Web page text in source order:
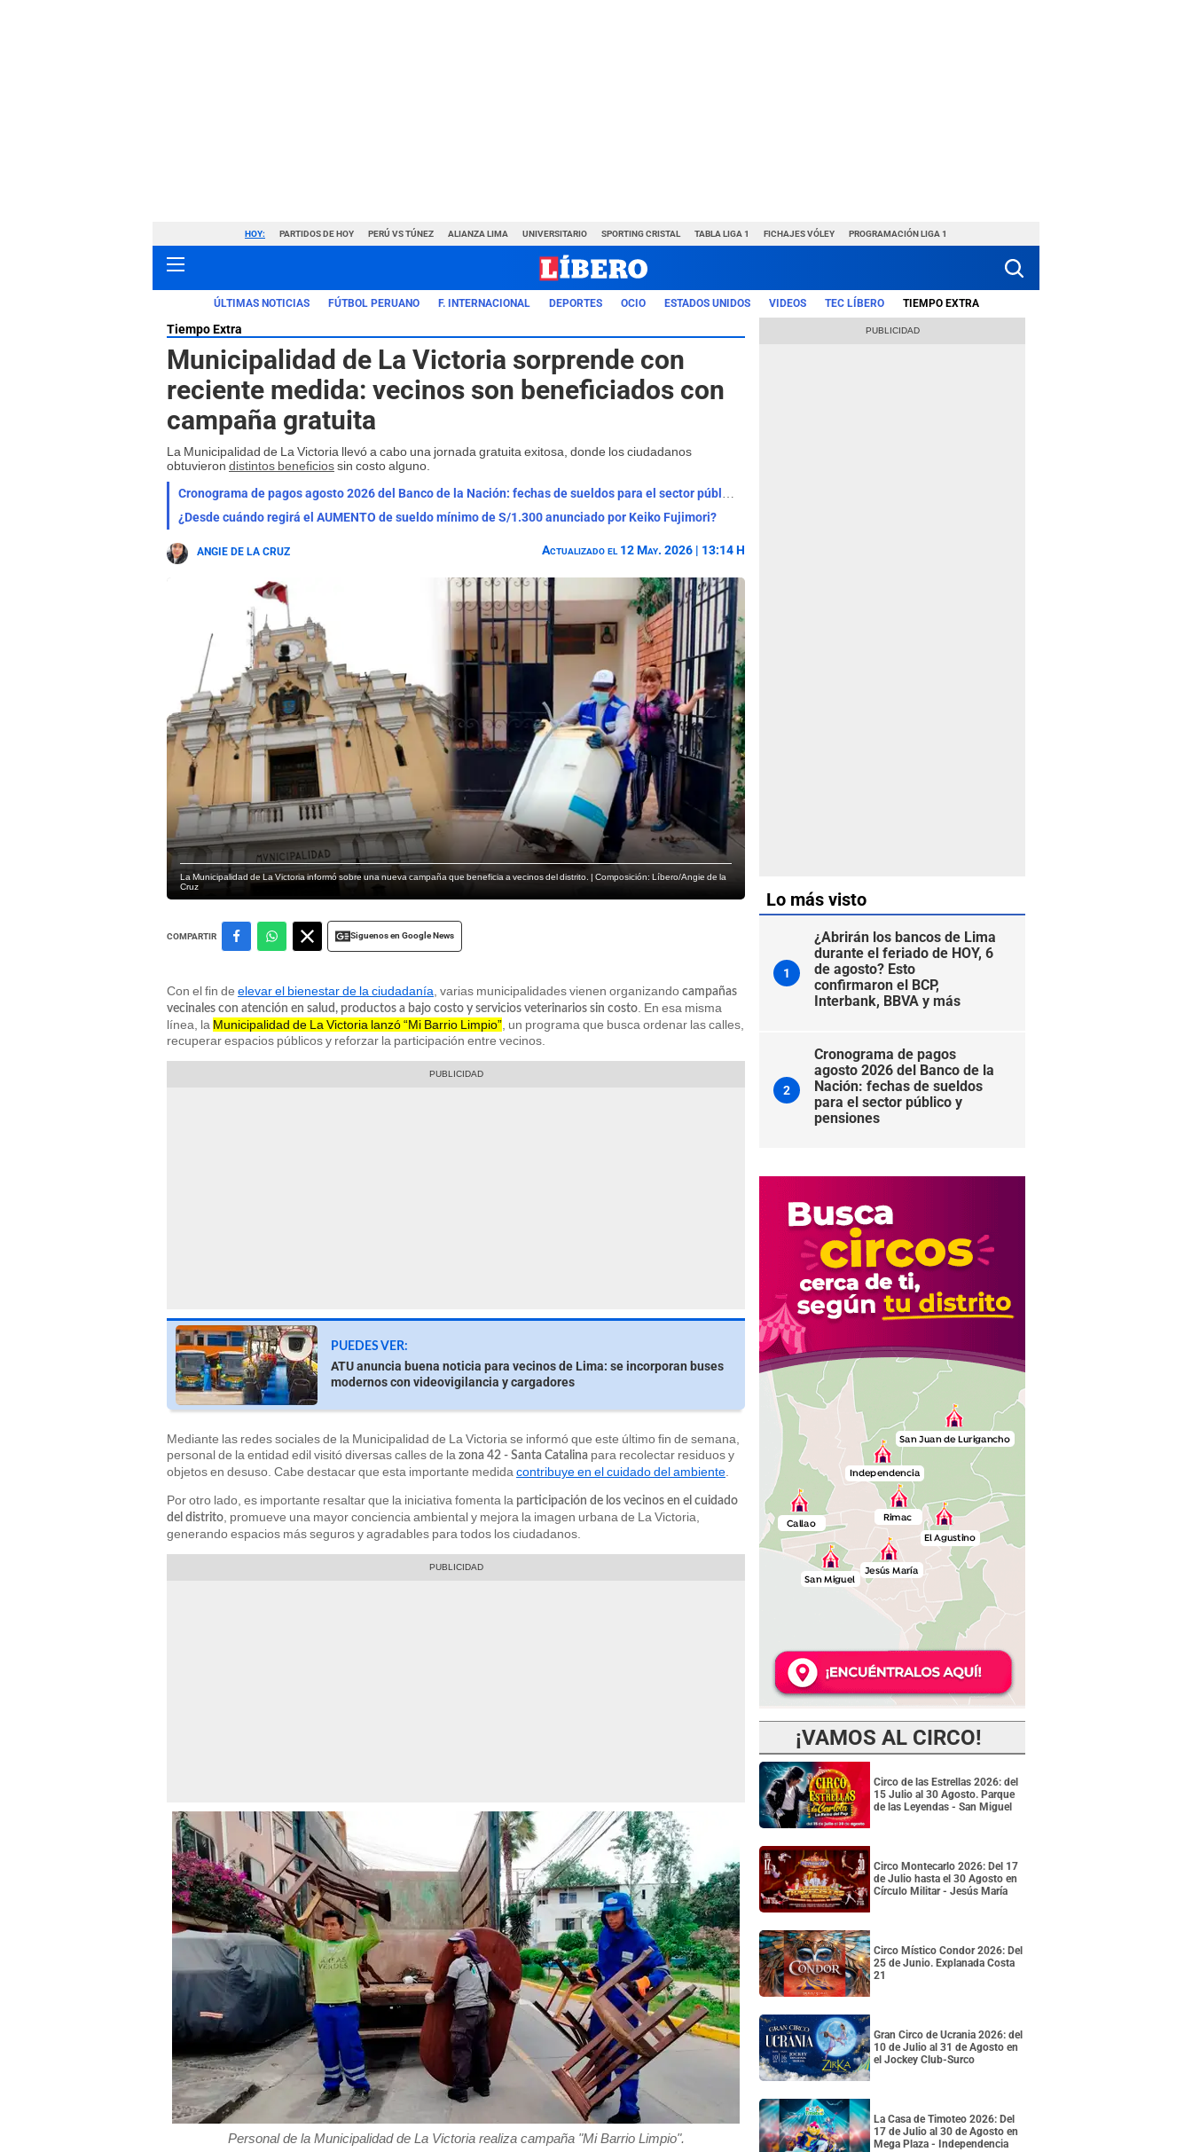
HOY: PARTIDOS DE HOY PERÚ VS TÚNEZ ALIANZA LIMA UNIVERSITARIO SPORTING CRISTAL TABLA LIGA 1 FICHAJES VÓLEY PROGRAMACIÓN LIGA 1
ÚLTIMAS NOTICIAS FÚTBOL PERUANO F. INTERNACIONAL DEPORTES OCIO ESTADOS UNIDOS VIDEOS TEC LÍBERO TIEMPO EXTRA
Tiempo Extra
Municipalidad de La Victoria sorprende con
reciente medida: vecinos son beneficiados con
campaña gratuita
La Municipalidad de La Victoria llevó a cabo una jornada gratuita exitosa, donde los ciudadanos
obtuvieron distintos beneficiossin costo alguno.
Cronograma de pagos agosto 2026 del Banco de la Nación: fechas de sueldos para el sector público y pensiones
¿Desde cuándo regirá el AUMENTO de sueldo mínimo de S/1.300 anunciado por Keiko Fujimori?
ANGIE DE LA CRUZ Actualizado el 12 May. 2026 | 13:14 H
La Municipalidad de La Victoria informó sobre una nueva campaña que beneficia a vecinos del distrito. | Composición: Líbero/Angie de la
Cruz
COMPARTIR Siguenos en Google News
Con el fin de elevar el bienestar de la ciudadanía , varias municipalidades vienen organizando campañas
vecinales con atención en salud, productos a bajo costo y servicios veterinarios sin costo . En esa misma
línea, la Municipalidad de La Victoria lanzó “Mi Barrio Limpio” , un programa que busca ordenar las calles,
recuperar espacios públicos y reforzar la participación entre vecinos.
PUEDES VER:
ATU anuncia buena noticia para vecinos de Lima: se incorporan buses
modernos con videovigilancia y cargadores
Mediante las redes sociales de la Municipalidad de La Victoria se informó que este último fin de semana,
personal de la entidad edil visitó diversas calles de la zona 42 - Santa Catalina para recolectar residuos y
objetos en desuso. Cabe destacar que esta importante medida contribuye en el cuidado del ambiente
Por otro lado, es importante resaltar que la iniciativa fomenta la participación de los vecinos en el cuidado
del distrito , promueve una mayor conciencia ambiental y mejora la imagen urbana de La Victoria,
generando espacios más seguros y agradables para todos los ciudadanos.
Personal de la Municipalidad de La Victoria realiza campaña "Mi Barrio Limpio".
Lo más visto
1
¿Abrirán los bancos de Lima
durante el feriado de HOY, 6
de agosto? Esto
confirmaron el BCP,
Interbank, BBVA y más
2
Cronograma de pagos
agosto 2026 del Banco de la
Nación: fechas de sueldos
para el sector público y
pensiones
¡VAMOS AL CIRCO!
Circo de las Estrellas 2026: del
15 Julio al 30 Agosto. Parque
de las Leyendas - San Miguel
Circo Montecarlo 2026: Del 17
de Julio hasta el 30 Agosto en
Círculo Militar - Jesús María
Circo Místico Condor 2026: Del
25 de Junio. Explanada Costa
21
Gran Circo de Ucrania 2026: del
10 de Julio al 31 de Agosto en
el Jockey Club-Surco
La Casa de Timoteo 2026: Del
17 de Julio al 30 de Agosto en
Mega Plaza - Independencia